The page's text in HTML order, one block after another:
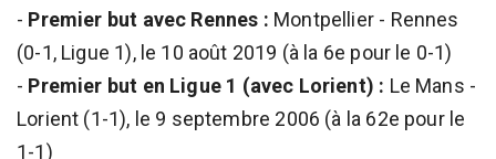
- Premier but avec Rennes : Montpellier - Rennes
(0-1, Ligue 1), le 10 août 2019 (à la 6e pour le 0-1)
- Premier but en Ligue 1 (avec Lorient) : Le Mans -
Lorient (1-1), le 9 septembre 2006 (à la 62e pour le
1-1)